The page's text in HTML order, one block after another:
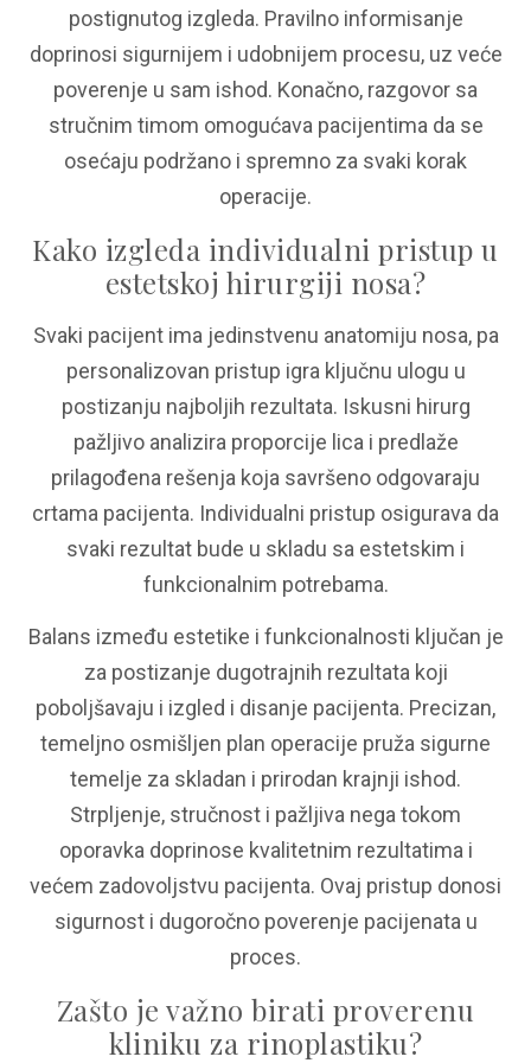
postignutog izgleda. Pravilno informisanje
doprinosi sigurnijem i udobnijem procesu, uz veće
poverenje u sam ishod. Konačno, razgovor sa
stručnim timom omogućava pacijentima da se
osećaju podržano i spremno za svaki korak
operacije.
Kako izgleda individualni pristup u
estetskoj hirurgiji nosa?
Svaki pacijent ima jedinstvenu anatomiju nosa, pa
personalizovan pristup igra ključnu ulogu u
postizanju najboljih rezultata. Iskusni hirurg
pažljivo analizira proporcije lica i predlaže
prilagođena rešenja koja savršeno odgovaraju
crtama pacijenta. Individualni pristup osigurava da
svaki rezultat bude u skladu sa estetskim i
funkcionalnim potrebama.
Balans između estetike i funkcionalnosti ključan je
za postizanje dugotrajnih rezultata koji
poboljšavaju i izgled i disanje pacijenta. Precizan,
temeljno osmišljen plan operacije pruža sigurne
temelje za skladan i prirodan krajnji ishod.
Strpljenje, stručnost i pažljiva nega tokom
oporavka doprinose kvalitetnim rezultatima i
većem zadovoljstvu pacijenta. Ovaj pristup donosi
sigurnost i dugoročno poverenje pacijenata u
proces.
Zašto je važno birati proverenu
kliniku za rinoplastiku?